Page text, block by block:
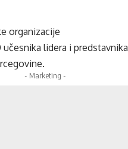
organizacije
lidera i predstavnika
- Marketing -